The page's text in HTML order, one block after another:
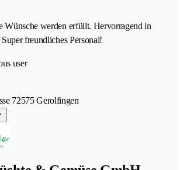
Wünsche werden erfüllt. Hervorragend in
freundliches Personal!
user
72575 Gerolfingen